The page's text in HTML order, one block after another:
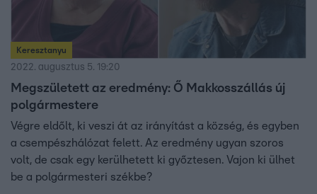
Keresztanyu
2022. augusztus 5. 19:20
Megszületett az eredmény: Ő Makkosszállás új
polgármestere
Végre eldőlt, ki veszi át az irányítást a község, és egyben
a csempészhálózat felett. Az eredmény ugyan szoros
volt, de csak egy kerülhetett ki győztesen. Vajon ki ülhet
be a polgármesteri székbe?